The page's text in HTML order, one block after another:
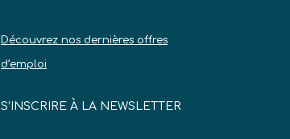
Découvrez nos dernières offres
d’emploi
S’INSCRIRE À LA NEWSLETTER